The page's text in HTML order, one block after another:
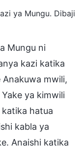
ya Mungu. Dibaji
Mungu ni
kazi katika
mwili,
ya kimwili
hatua
kabla ya
Anaishi katika